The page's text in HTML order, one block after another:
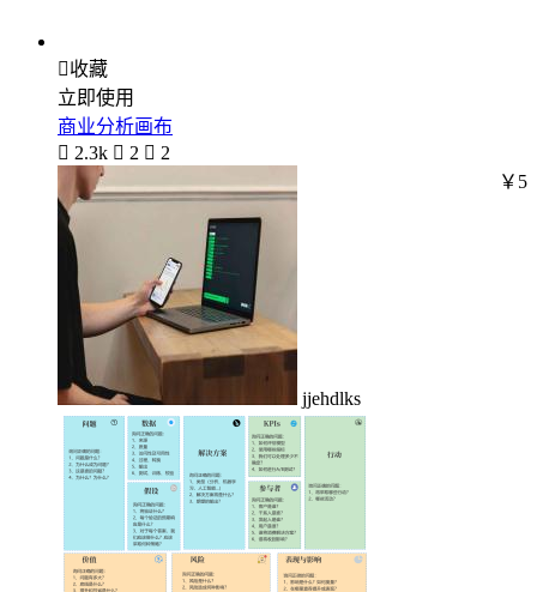
收藏
立即使用
商业分析画布
 2.3k  2  2
jjehdlks
￥5